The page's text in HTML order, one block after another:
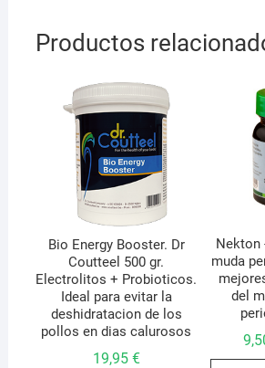
Productos
Bio Energy Booster. Dr
Coutteel 500 gr.
Electrolitos + Probioticos.
Ideal para evitar la
deshidratacion de los
pollos en dias calurosos
19,95 €
Nekton
muda
del